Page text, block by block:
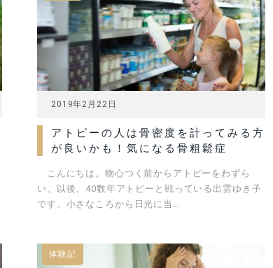
2019年2月22日
アトピーの人は骨密度を計ってみる方
が良いかも！気になる骨粗鬆症
こんにちは。物心つく前からアトピーをわずら
い、以後、40数年アトピーと戦っている出雲ゆき子
です。小さなころから日光に当…
体験記